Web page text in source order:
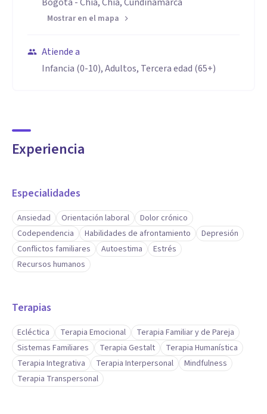
Mostrar en el mapa
Atiende a
Infancia (0-10), Adultos, Tercera edad (65+)
Experiencia
Especialidades
Ansiedad Orientación laboral
Dolor crónico
Codependencia
Habilidades de afrontamiento
Depresión
Conflictos familiares
Autoestima
Estrés
Recursos humanos
Terapias
Ecléctica Terapia Emocional
Terapia Familiar y de Pareja
Sistemas Familiares
Terapia Gestalt
Terapia Humanística
Terapia Integrativa
Terapia Interpersonal
Mindfulness
Terapia Transpersonal